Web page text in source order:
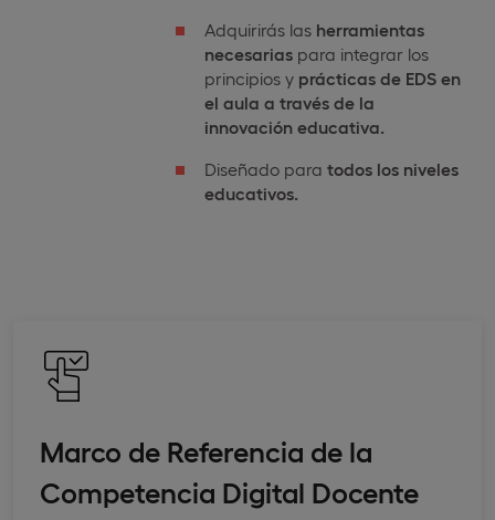
Adquirirás las herramientas
necesariaspara integrar los
principios y prácticas de EDS en
el aula a través de la
innovación educativa.
Diseñado para todos los niveles
educativos.
Marco de Referencia de la
Competencia Digital Docente